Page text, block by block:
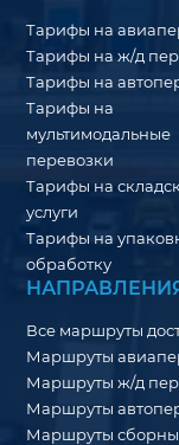
Тарифы на
Тарифы на ж/д
Тарифы на
Тарифы на
мультимодальные
перевозки
Тарифы на
услуги
Тарифы на
обработку
Все маршруты
Маршруты
Маршруты ж/д
Маршруты
Маршруты